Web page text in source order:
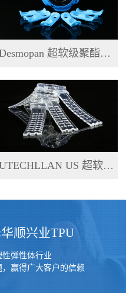
Desmopan 超软级聚酯系列 TPU
UTECHLLAN US 超软级系列 TPU
顺兴业TPU
性弹性体行业
赢得广大客户的信赖